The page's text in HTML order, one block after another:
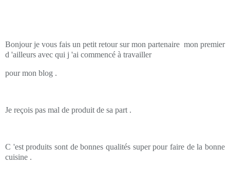
Bonjour je vous fais un petit retour sur mon partenaire mon premier
d 'ailleurs avec qui j 'ai commencé à travailler
pour mon blog .
Je reçois pas mal de produit de sa part .
C 'est produits sont de bonnes qualités super pour faire de la bonne
cuisine .